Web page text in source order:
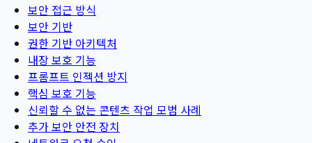
보안 접근 방식
보안 기반
권한 기반 아키텍처
내장 보호 기능
프롬프트 인젝션 방지
핵심 보호 기능
신뢰할 수 없는 콘텐츠 작업 모범 사례
추가 보안 안전 장치